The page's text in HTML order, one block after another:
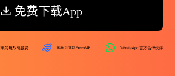
免费下载App